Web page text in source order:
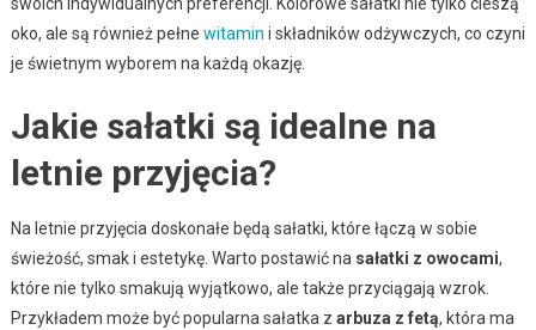
oko, ale są również pełne witamin i składników odżywczych, co czyni
je świetnym wyborem na każdą okazję.
Jakie sałatki są idealne na
letnie przyjęcia?
Na letnie przyjęcia doskonałe będą sałatki, które łączą w sobie
świeżość, smak i estetykę. Warto postawić na sałatki z owocami,
które nie tylko smakują wyjątkowo, ale także przyciągają wzrok.
Przykładem może być popularna sałatka z arbuza z fetą, która ma